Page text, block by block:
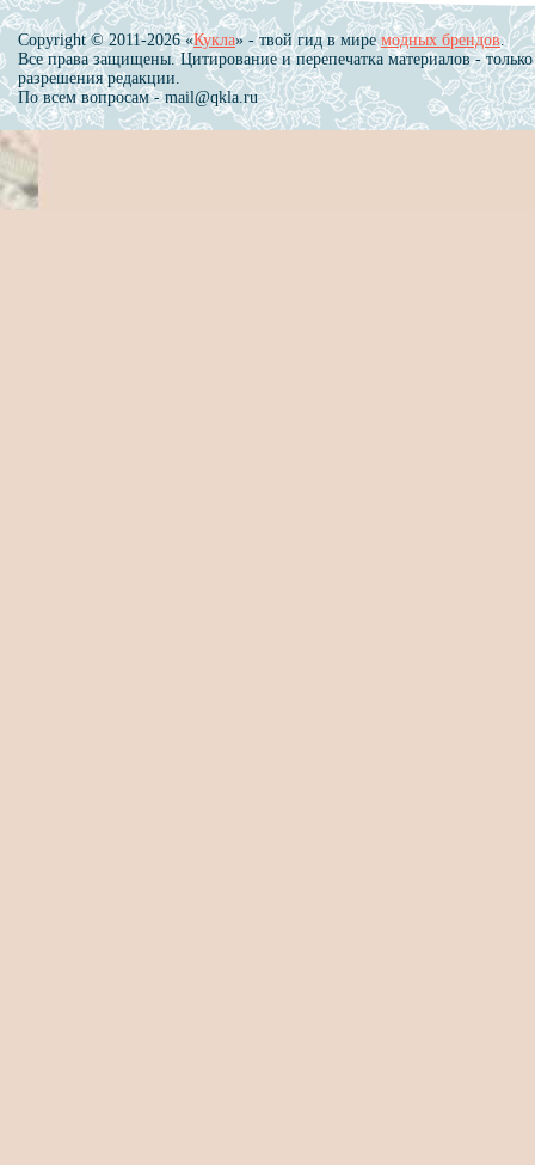
Copyright © 2011-2026 «Кукла» - твой гид в миремодных брендов.
Все права защищены. Цитирование и перепечатка материалов - только
разрешения редакции.
По всем вопросам - mail@qkla.ru